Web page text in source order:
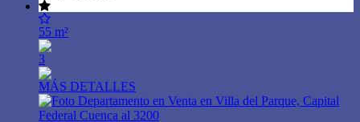
55 m²
3
MÁS DETALLES